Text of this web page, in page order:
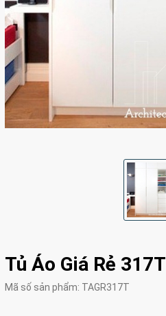
Tủ Áo Giá Rẻ 317T
Mã số sản phẩm: TAGR317T